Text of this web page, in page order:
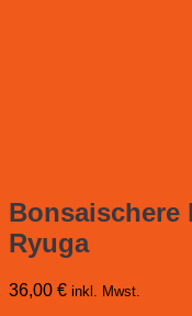
Bonsaischere
Ryuga
36,00 € inkl. Mwst.